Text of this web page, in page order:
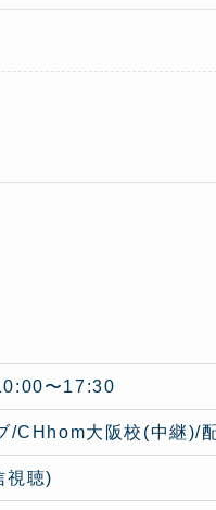
〜17:30
/CHhom大阪校(中継)/
視聴)